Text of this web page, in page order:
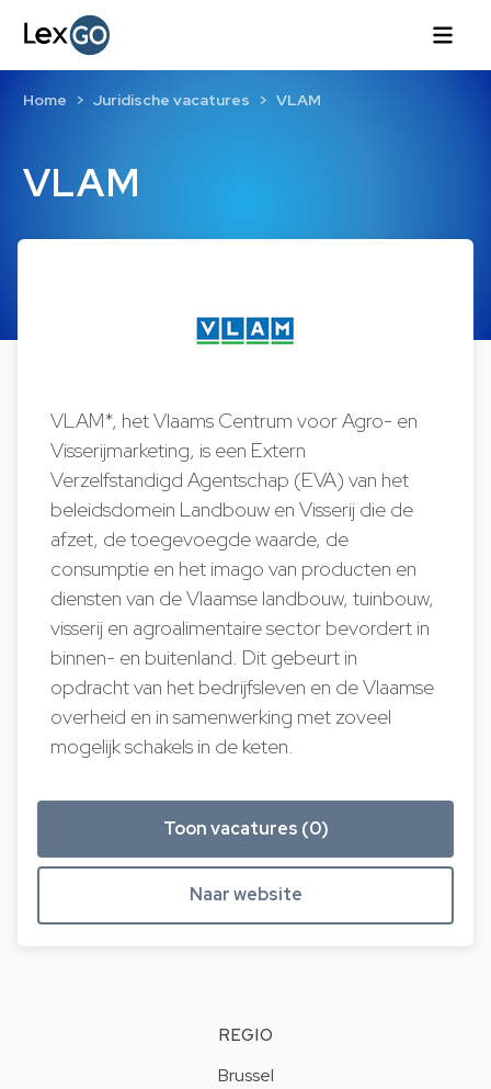
VLAM
Home Juridische vacatures VLAM
VLAM*, het Vlaams Centrum voor Agro- en
Visserijmarketing, is een Extern
Verzelfstandigd Agentschap (EVA) van het
beleidsdomein Landbouw en Visserij die de
afzet, de toegevoegde waarde, de
consumptie en het imago van producten en
diensten van de Vlaamse landbouw, tuinbouw,
visserij en agroalimentaire sector bevordert in
binnen- en buitenland. Dit gebeurt in
opdracht van het bedrijfsleven en de Vlaamse
overheid en in samenwerking met zoveel
mogelijk schakels in de keten.
Toon vacatures (0)
Naar website
REGIO
Brussel